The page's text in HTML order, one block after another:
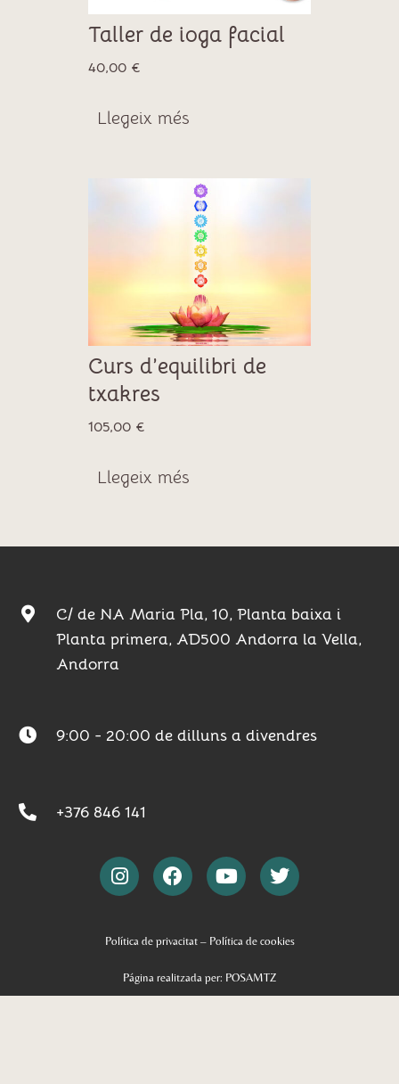
Taller de ioga facial
40,00 €
Llegeix més
Curs d’equilibri de
txakres
105,00 €
Llegeix més
C/ de NA Maria Pla, 10, Planta baixa i
Planta primera, AD500 Andorra la Vella,
Andorra​
9:00 - 20:00 de dilluns a divendres
+376 846 141
Política de privacitat– Política de cookies
Página realitzada per: POSAMTZ